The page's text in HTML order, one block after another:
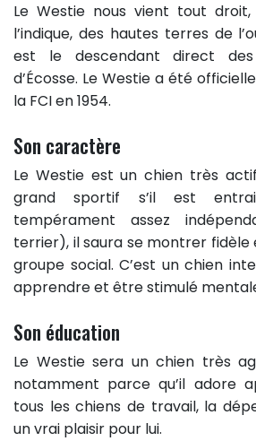
Le Westie nous vient tout
l’indique, des hautes terres de
est le descendant direct
d’Écosse. Le Westie a été
la FCI en 1954.
Son caractère
Le Westie est un chien très
grand sportif s’il est
tempérament assez
terrier), il saura se montrer fidèle
groupe social. C’est un chien
apprendre et être stimulé
Son éducation
Le Westie sera un chien très
notamment parce qu’il adore
tous les chiens de travail, la
un vrai plaisir pour lui.